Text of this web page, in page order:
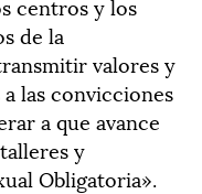
centros y los
de la
valores y
las convicciones
a que avance
y
Obligatoria».